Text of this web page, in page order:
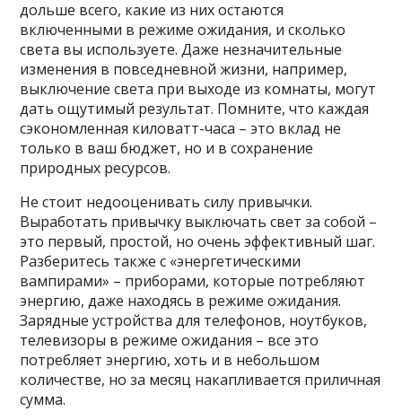
дольше всего, какие из них остаются
включенными в режиме ожидания, и сколько
света вы используете. Даже незначительные
изменения в повседневной жизни, например,
выключение света при выходе из комнаты, могут
дать ощутимый результат. Помните, что каждая
сэкономленная киловатт-часа – это вклад не
только в ваш бюджет, но и в сохранение
природных ресурсов.
Не стоит недооценивать силу привычки.
Выработать привычку выключать свет за собой –
это первый, простой, но очень эффективный шаг.
Разберитесь также с «энергетическими
вампирами» – приборами, которые потребляют
энергию, даже находясь в режиме ожидания.
Зарядные устройства для телефонов, ноутбуков,
телевизоры в режиме ожидания – все это
потребляет энергию, хоть и в небольшом
количестве, но за месяц накапливается приличная
сумма.